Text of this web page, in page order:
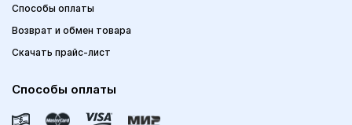
Способы оплаты
Возврат и обмен товара
Скачать прайс-лист
Способы оплаты